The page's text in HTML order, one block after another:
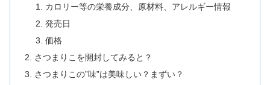
カロリー等の栄養成分、原材料、アレルギー情報
発売日
価格
さつまりこを開封してみると？
さつまりこの”味”は美味しい？まずい？